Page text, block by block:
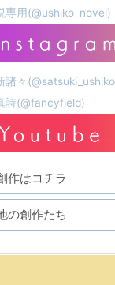
専用(@ushiko_novel)
諸々
詩(@fancyfield)
作はコチラ
の創作たち